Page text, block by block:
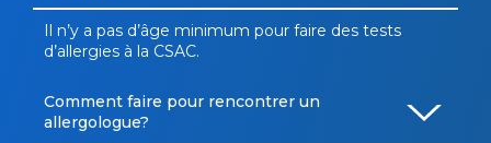
Il n’y a pas d’âge minimum pour faire des tests
d’allergies à la CSAC.
Comment faire pour rencontrer un
allergologue?